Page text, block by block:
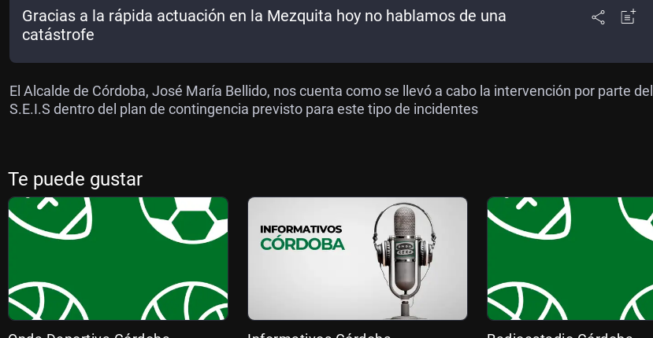
Gracias a la rápida actuación en la Mezquita hoy no hablamos de una
catástrofe
El Alcalde de Córdoba, José María Bellido, nos cuenta como se llevó a cabo la intervención por parte del
S.E.I.S dentro del plan de contingencia previsto para este tipo de incidentes
Te puede gustar